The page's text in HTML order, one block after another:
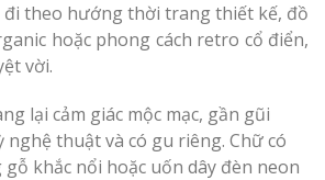
đi theo hướng thời trang thiết kế, đồ
hoặc phong cách retro cổ điển,
vời.
lại cảm giác mộc mạc, gần gũi
nghệ thuật và có gu riêng. Chữ có
khắc nổi hoặc uốn dây đèn neon